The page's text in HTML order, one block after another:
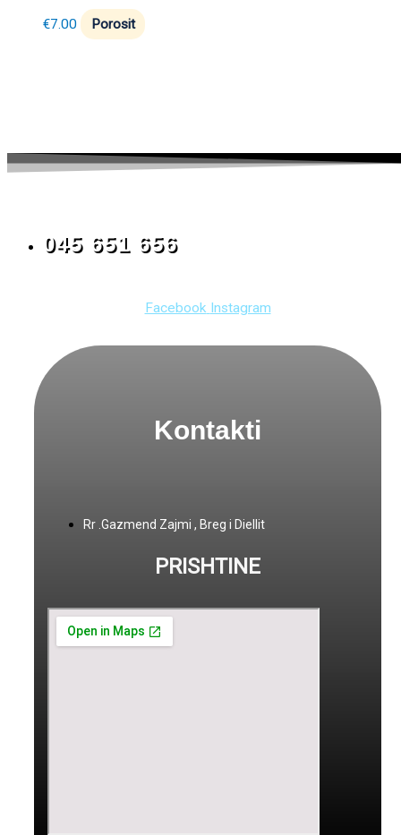
€7.00 Porosit
045 651 656
Facebook Instagram
Kontakti
Rr .Gazmend Zajmi , Breg i Diellit
PRISHTINE